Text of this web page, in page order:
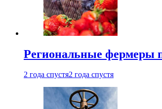
Региональные фермеры
2 года спустя2 года спустя